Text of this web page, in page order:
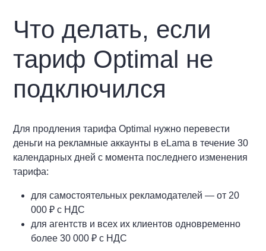
Что делать, если
тариф Optimal не
подключился
Для продления тарифа Optimal нужно перевести
деньги на рекламные аккаунты в eLama в течение 30
календарных дней с момента последнего изменения
тарифа:
для самостоятельных рекламодателей — от 20
000 ₽ с НДС
для агентств и всех их клиентов одновременно
более 30 000 ₽ с НДС